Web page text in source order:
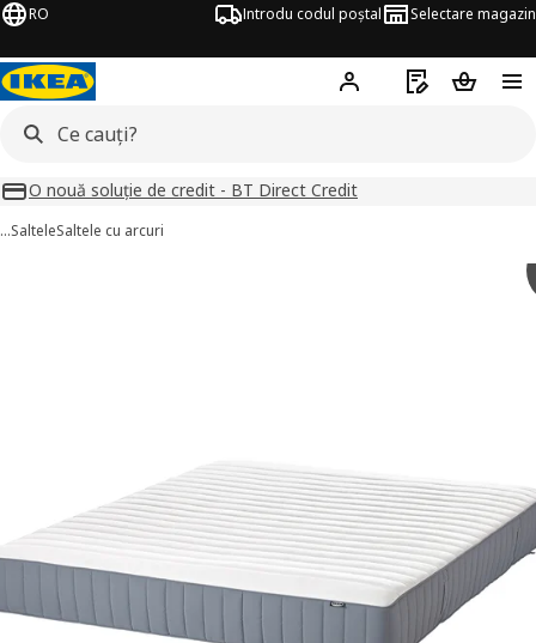
RO Introdu codul poștal Selectare magazin
Hej! Autentifică-te
Listă deCoșul de
O nouă soluție de credit - BT Direct Credit
…SalteleSaltele cu arcuri